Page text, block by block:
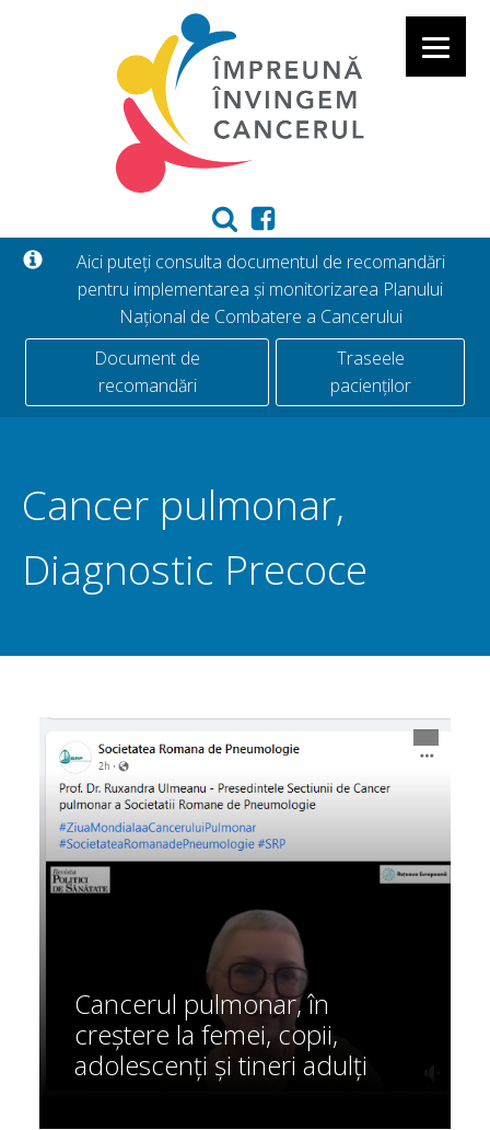
Aici puteți consulta documentul de recomandări
pentru implementarea și monitorizarea Planului
Național de Combatere a Cancerului
Document de
recomandări
Traseele
pacienților
Cancer pulmonar,
Diagnostic Precoce
Cancerul pulmonar, în
creștere la femei, copii,
adolescenți și tineri adulți